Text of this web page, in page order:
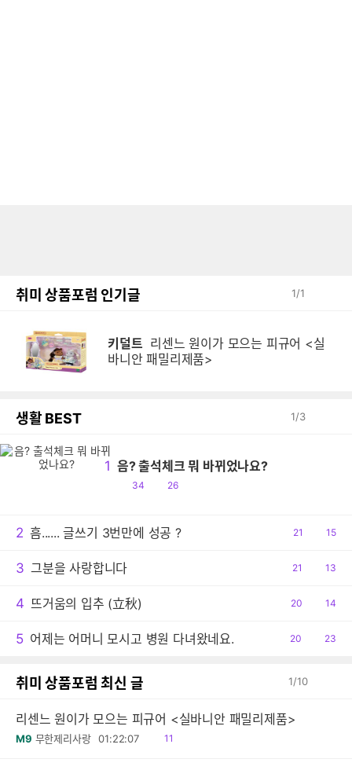
취미 상품포럼 인기글 1/1
키덜트
바니안 패밀리제품>
생활 BEST 1/3
1 음? 출석체크 뭐 바뀌었나요?
공
34
댓
26
2 흠...... 글쓰기 3번만에 성공 ?
공
21
댓
15
3 그분을 사랑합니다
공
21
댓
13
4 뜨거움의 입추 (立秋)
공
20
댓
14
5 어제는 어머니 모시고 병원 다녀왔네요.
공
20
댓
23
취미 상품포럼 최신 글 1/10
리센느 원이가 모으는 피규어 <실바니안 패밀리제품>
M9 무한제리사랑 01:22:07
읽
11